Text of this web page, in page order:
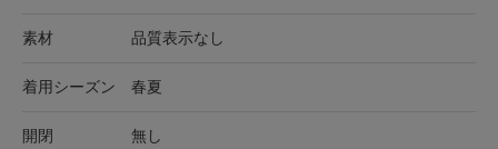
素材 品質表示なし
着用シーズン 春夏
開閉 無し